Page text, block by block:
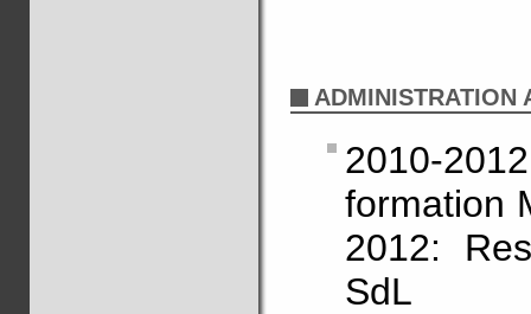
ADMINISTRATION
2010-
formation
2012:
SdL